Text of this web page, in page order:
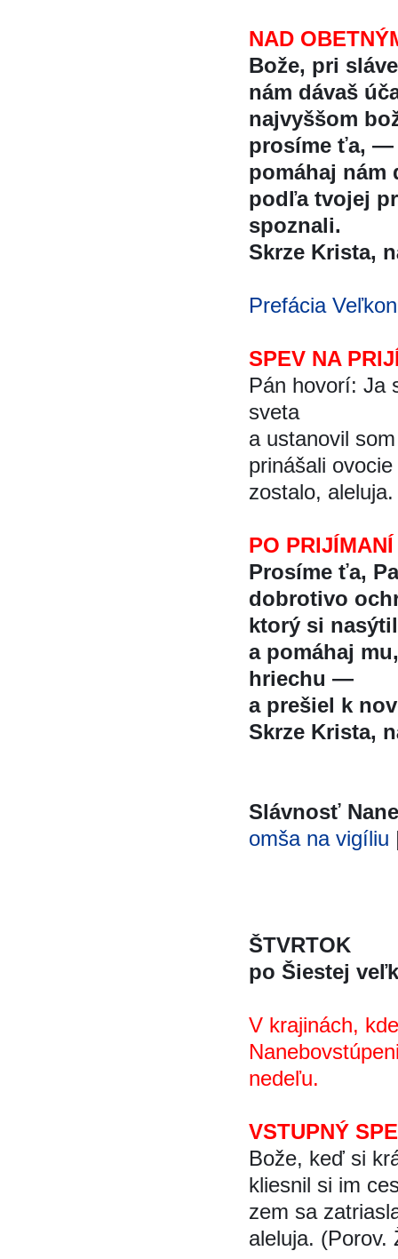
NAD
Bože, pri
nám dávaš
najvyššom
prosíme ťa, —
pomáhaj nám
podľa tvojej
spoznali.
Skrze Krista,
Prefácia
SPEV NA
Pán hovorí: Ja
sveta
a ustanovil
prinášali
zostalo,
PO PRIJÍMANÍ
Prosíme ťa,
dobrotivo
ktorý si
a pomáhaj
hriechu —
a prešiel k
Skrze Krista,
Slávnosť
omša na vigíliu
ŠTVRTOK
po Šiestej
V krajinách,
nedeľu.
VSTUPNÝ
Bože, keď si
kliesnil si im
zem sa
aleluja. (Porov.